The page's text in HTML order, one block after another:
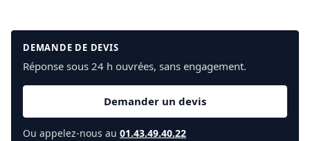
DEMANDE DE DEVIS
Réponse sous 24 h ouvrées, sans engagement.
Demander un devis
Ou appelez-nous au 01.43.49.40.22